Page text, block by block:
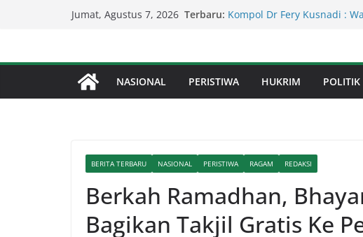
Jumat, Agustus 7, 2026 Terbaru: Kapolda Sumut – Kejati
Penegakan Hukum
Serapan Anggaran Dinas
Sekda: Kami Sarankan
NASIONAL PERISTIWA HUKRIM POLITIK
BERITA TERBARU NASIONAL PERISTIWA RAGAM REDAKSI
Berkah Ramadhan,
Bagikan Takjil Gratis Ke